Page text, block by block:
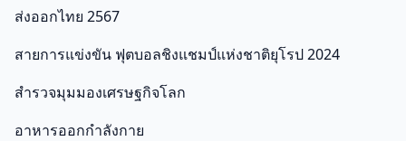
ส่งออกไทย 2567
สายการแข่งขัน ฟุตบอลชิงแชมป์แห่งชาติยุโรป 2024
สำรวจมุมมองเศรษฐกิจโลก
อาหารออกกําลังกาย